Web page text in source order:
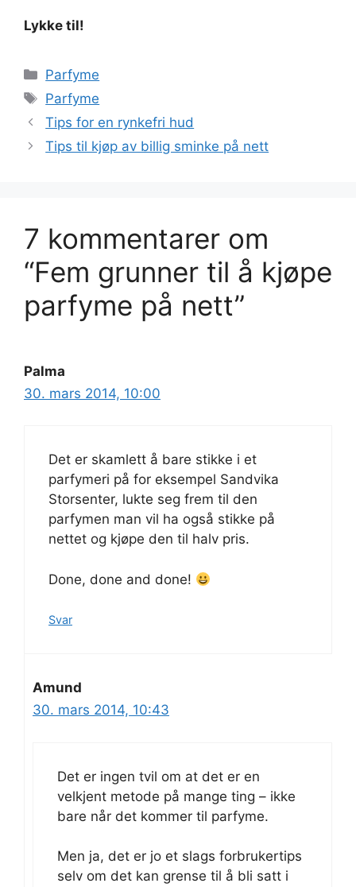
Lykke til!
Kategorier
Parfyme
Stikkord
Parfyme
Tips for en rynkefri hud
Tips til kjøp av billig sminke på nett
7 kommentarer om
“Fem grunner til å kjøpe
parfyme på nett”
Palma
30. mars 2014, 10:00
Det er skamlett å bare stikke i et
parfymeri på for eksempel Sandvika
Storsenter, lukte seg frem til den
parfymen man vil ha også stikke på
nettet og kjøpe den til halv pris.
Done, done and done!
Svar
Amund
30. mars 2014, 10:43
Det er ingen tvil om at det er en
velkjent metode på mange ting – ikke
bare når det kommer til parfyme.
Men ja, det er jo et slags forbrukertips
selv om det kan grense til å bli satt i